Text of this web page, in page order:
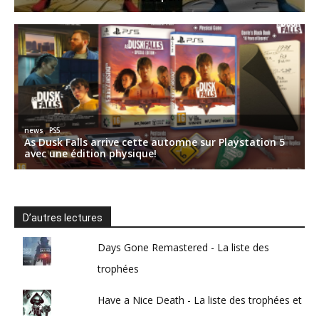
D’autres lectures
Days Gone Remastered - La liste des
trophées
Have a Nice Death - La liste des trophées et